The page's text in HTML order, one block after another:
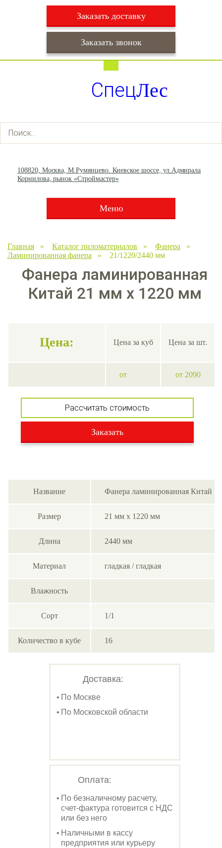
Заказать доставку
Заказать звонок
+7 (495) 003-36-93
СпецЛес
108820, Москва, М.Румянцево. Киевское шоссе, ул.Адмирала
Корнилова, рынок «Строймастер»
Меню
Главная » Каталог пиломатериалов » Фанера »
Ламинированная фанера » 21/1220/2440 мм
Фанера ламинированная
Китай 21 мм х 1220 мм
Цена: Цена за куб Цена за шт.
от от 2090
Рассчитать стоимость
Заказать
Название Фанера ламинированная Китай
Размер 21 мм х 1220 мм
Длина 2440 мм
Материал гладкая / гладкая
Влажность
Сорт 1/1
Количество в кубе 16
Доставка:
По Москве
По Московской области
Оплата:
По безналичному расчету,
счет-фактура готовится с НДС
или без него
Наличными в кассу
предприятия или курьеру